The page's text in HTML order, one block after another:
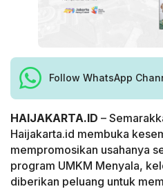
Follow WhatsApp
HAIJAKARTA.ID –
Haijakarta.id membuka
mempromosikan usahanya
program UMKM Menyala,
diberikan peluang untuk